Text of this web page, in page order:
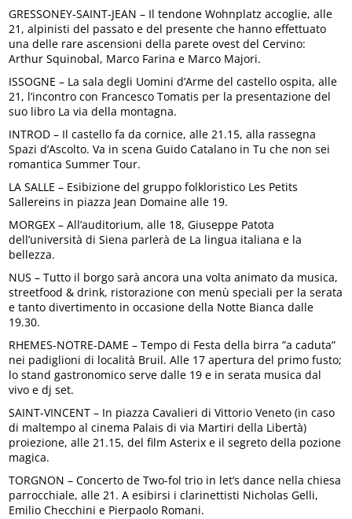
GRESSONEY-SAINT-JEAN – Il tendone Wohnplatz accoglie, alle
21, alpinisti del passato e del presente che hanno effettuato
una delle rare ascensioni della parete ovest del Cervino:
Arthur Squinobal, Marco Farina e Marco Majori.
ISSOGNE – La sala degli Uomini d’Arme del castello ospita, alle
21, l’incontro con Francesco Tomatis per la presentazione del
suo libro La via della montagna.
INTROD – Il castello fa da cornice, alle 21.15, alla rassegna
Spazi d’Ascolto. Va in scena Guido Catalano in Tu che non sei
romantica Summer Tour.
LA SALLE – Esibizione del gruppo folkloristico Les Petits
Sallereins in piazza Jean Domaine alle 19.
MORGEX – All’auditorium, alle 18, Giuseppe Patota
dell’università di Siena parlerà de La lingua italiana e la
bellezza.
NUS – Tutto il borgo sarà ancora una volta animato da musica,
streetfood & drink, ristorazione con menù speciali per la serata
e tanto divertimento in occasione della Notte Bianca dalle
19.30.
RHEMES-NOTRE-DAME – Tempo di Festa della birra ”a caduta”
nei padiglioni di località Bruil. Alle 17 apertura del primo fusto;
lo stand gastronomico serve dalle 19 e in serata musica dal
vivo e dj set.
SAINT-VINCENT – In piazza Cavalieri di Vittorio Veneto (in caso
di maltempo al cinema Palais di via Martiri della Libertà)
proiezione, alle 21.15, del film Asterix e il segreto della pozione
magica.
TORGNON – Concerto de Two-fol trio in let’s dance nella chiesa
parrocchiale, alle 21. A esibirsi i clarinettisti Nicholas Gelli,
Emilio Checchini e Pierpaolo Romani.